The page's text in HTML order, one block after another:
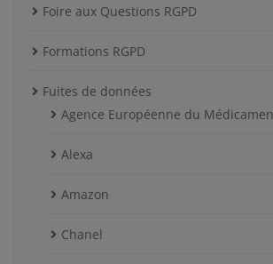
Foire aux Questions RGPD
Formations RGPD
Fuites de données
Agence Européenne du
Alexa
Amazon
Chanel